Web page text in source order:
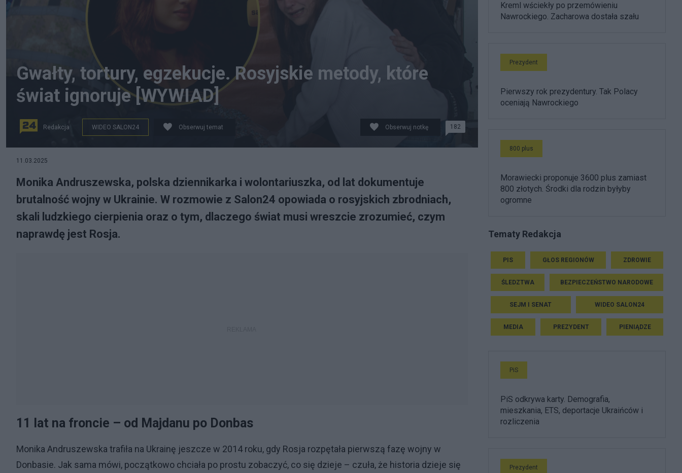
Gwałty, tortury, egzekucje. Rosyjskie metody, które
świat ignoruje [WYWIAD]
Redakcja WIDEO SALON24 Obserwuj temat Obserwuj notkę 182
11.03.2025
Monika Andruszewska, polska dziennikarka i wolontariuszka, od lat dokumentuje
brutalność wojny w Ukrainie. W rozmowie z Salon24 opowiada o rosyjskich zbrodniach,
skali ludzkiego cierpienia oraz o tym, dlaczego świat musi wreszcie zrozumieć, czym
naprawdę jest Rosja.
11 lat na froncie – od Majdanu po Donbas
Monika Andruszewska trafiła na Ukrainę jeszcze w 2014 roku, gdy Rosja rozpętała pierwszą fazę wojny w
Donbasie. Jak sama mówi, początkowo chciała po prostu zobaczyć, co się dzieje – czuła, że historia dzieje się
Kreml wściekły po przemówieniu
Nawrockiego. Zacharowa dostała szału
Prezydent
Pierwszy rok prezydentury. Tak Polacy
oceniają Nawrockiego
800 plus
Morawiecki proponuje 3600 plus zamiast
800 złotych. Środki dla rodzin byłyby
ogromne
Tematy Redakcja
PIS GŁOS REGIONÓW ZDROWIE
ŚLEDZTWA BEZPIECZEŃSTWO NARODOWE
SEJM I SENAT WIDEO SALON24
MEDIA PREZYDENT PIENIĄDZE
PiS
PiS odkrywa karty. Demografia,
mieszkania, ETS, deportacje Ukraińców i
rozliczenia
Prezydent